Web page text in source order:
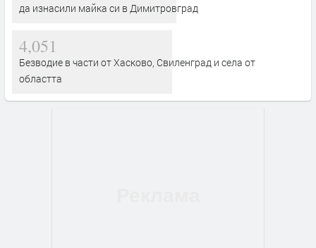
да изнасили майка си в Димитровград
4,051
Безводие в части от Хасково, Свиленград и села от
областта